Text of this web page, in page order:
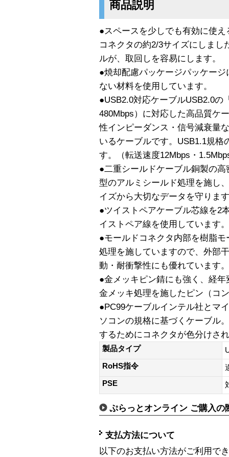
商品説明
●スペースを少しでも有効に使
コネクタの約2/3サイズにしま
ルが、取回しを容易にします。
●焼却配慮パッケージパッケー
ない材料を使用しています。
●USB2.0対応ケーブルUSB2.0の
480Mbps）に対応した高品質ケ
性インピーダンス・信号減衰量
いるケーブルです。USB1.1規
す。（転送速度12Mbps・
●二重シールドケーブル銅製の
型のアルミシールド処理を施し
イズから大切なデータを守りま
●ツイストペアケーブル芯線を2
イストペア線を使用しています。
●モールドコネクタ内部を樹脂
処理を施していますので、外部
動・耐衝撃性にも優れています。
●金メッキピン錆にも強く、経
金メッキ処理を施したピン（コ
●PC99ケーブルインテル社とマ
ソコンの規格に基づくケーブル
するためにコネクタが色分けさ
製品タイプ
RoHS指令
PSE
ぷらっとオンライン ご購入の
支払方法について
以下のお支払い方法がご利用で